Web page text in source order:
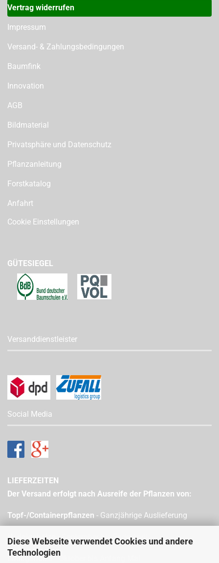
Diese Webseite verwendet Cookies und andere
Technologien
Vertrag widerrufen
Impressum
Versand- & Zahlungsbedingungen
Baumfink
Innovation
AGB
Bildmaterial
Privatsphäre und Datenschutz
Pflanzanleitung
Forstkatalog
Anfahrt
Cookie Einstellungen
GÜTESIEGEL
Versanddienstleister
Social Media
LIEFERZEITEN
Der Versand erfolgt nach Ausreife der Pflanzen von:
Topf-/Containerpflanzen - Ganzjährige Auslieferung
Nadelgehölze - September bis Ende April
Laubgehölze- Oktober bis Anfang Mai